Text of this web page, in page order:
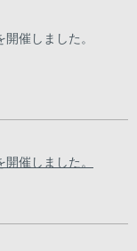
開催しました。
催しました。